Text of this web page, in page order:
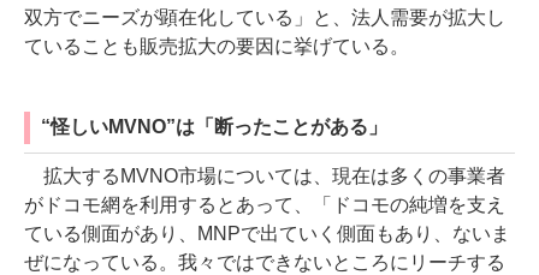
双方でニーズが顕在化している」と、法人需要が拡大し
ていることも販売拡大の要因に挙げている。
“怪しいMVNO”は「断ったことがある」
拡大するMVNO市場については、現在は多くの事業者
がドコモ網を利用するとあって、「ドコモの純増を支え
ている側面があり、MNPで出ていく側面もあり、ないま
ぜになっている。我々ではできないところにリーチする